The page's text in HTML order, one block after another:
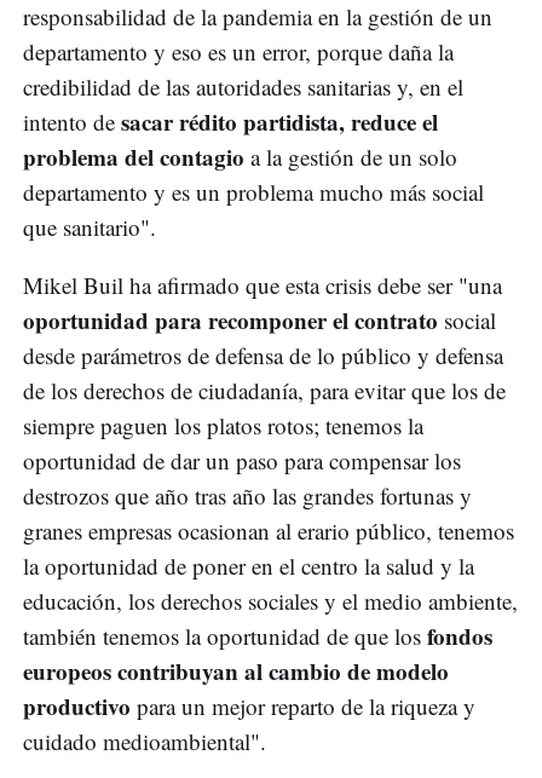
responsabilidad de la pandemia en la gestión de un
departamento y eso es un error, porque daña la
credibilidad de las autoridades sanitarias y, en el
intento de sacar rédito partidista, reduce el
problema del contagio a la gestión de un solo
departamento y es un problema mucho más social
que sanitario".
Mikel Buil ha afirmado que esta crisis debe ser "una
oportunidad para recomponer el contrato social
desde parámetros de defensa de lo público y defensa
de los derechos de ciudadanía, para evitar que los de
siempre paguen los platos rotos; tenemos la
oportunidad de dar un paso para compensar los
destrozos que año tras año las grandes fortunas y
granes empresas ocasionan al erario público, tenemos
la oportunidad de poner en el centro la salud y la
educación, los derechos sociales y el medio ambiente,
también tenemos la oportunidad de que los fondos
europeos contribuyan al cambio de modelo
productivo para un mejor reparto de la riqueza y
cuidado medioambiental".